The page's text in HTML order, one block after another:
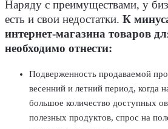
Наряду с преимуществами, у
есть и свои недостатки. К
интернет-магазина товаров
необходимо отнести:
Подверженность продаваемой
весенний и летний период, когда
большое количество доступных
полезных продуктов, спрос на